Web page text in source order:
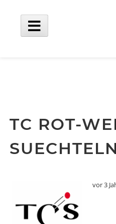
content
Main
TC ROT-
vor 3